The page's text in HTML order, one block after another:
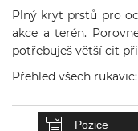
3D
Tisk
Plný kryt prstů pro
akce a terén.
potřebuješ větší cit
Přehled všech rukavic: